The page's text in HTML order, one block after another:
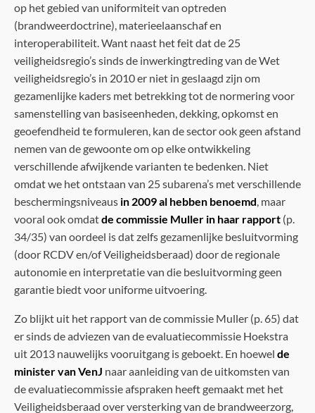
op het gebied van uniformiteit van optreden
(brandweerdoctrine), materieelaanschaf en
interoperabiliteit. Want naast het feit dat de 25
veiligheidsregio’s sinds de inwerkingtreding van de Wet
veiligheidsregio’s in 2010 er niet in geslaagd zijn om
gezamenlijke kaders met betrekking tot de normering voor
samenstelling van basiseenheden, dekking, opkomst en
geoefendheid te formuleren, kan de sector ook geen afstand
nemen van de gewoonte om op elke ontwikkeling
verschillende afwijkende varianten te bedenken. Niet
omdat we het ontstaan van 25 subarena’s met verschillende
beschermingsniveaus in 2009 al hebben benoemd, maar
vooral ook omdatde commissie Muller in haar rapport (p.
34/35) van oordeel is dat zelfs gezamenlijke besluitvorming
(door RCDV en/of Veiligheidsberaad) door de regionale
autonomie en interpretatie van die besluitvorming geen
garantie biedt voor uniforme uitvoering.
Zo blijkt uit het rapport van de commissie Muller (p. 65) dat
er sinds de adviezen van de evaluatiecommissie Hoekstra
uit 2013 nauwelijks vooruitgang is geboekt. En hoewel de
minister van VenJ naar aanleiding van de uitkomsten van
de evaluatiecommissie afspraken heeft gemaakt met het
Veiligheidsberaad over versterking van de brandweerzorg,